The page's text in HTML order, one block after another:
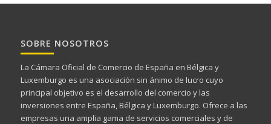
SOBRE NOSOTROS
La Cámara Oficial de Comercio de España en Bélgica y
Luxemburgo es una asociación sin ánimo de lucro cuyo
principal objetivo es el desarrollo del comercio y las
inversiones entre España, Bélgica y Luxemburgo. Ofrece a las
empresas una amplia gama de servicios comerciales y de